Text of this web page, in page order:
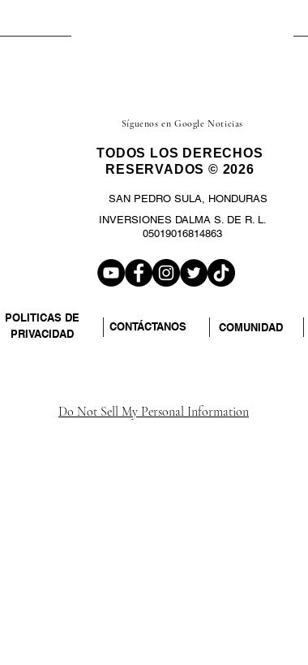
Síguenos en Google Noticias
TODOS LOS DERECHOS
RESERVADOS © 2026
SAN PEDRO SULA, HONDURAS
INVERSIONES DALMA S. DE R. L.
05019016814863
POLITICAS DE
PRIVACIDAD
CONTÁCTANOS COMUNIDAD
Do Not Sell My Personal Information